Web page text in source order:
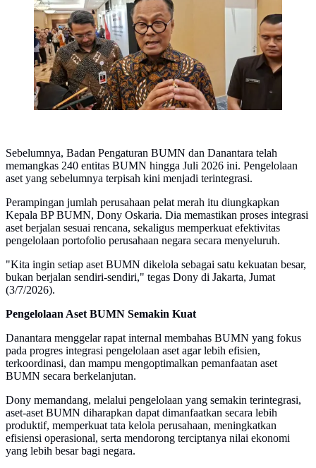
Sebelumnya, Badan Pengaturan BUMN dan Danantara telah
memangkas 240 entitas BUMN hingga Juli 2026 ini. Pengelolaan
aset yang sebelumnya terpisah kini menjadi terintegrasi.
Perampingan jumlah perusahaan pelat merah itu diungkapkan
Kepala BP BUMN, Dony Oskaria. Dia memastikan proses integrasi
aset berjalan sesuai rencana, sekaligus memperkuat efektivitas
pengelolaan portofolio perusahaan negara secara menyeluruh.
"Kita ingin setiap aset BUMN dikelola sebagai satu kekuatan besar,
bukan berjalan sendiri-sendiri," tegas Dony di Jakarta, Jumat
(3/7/2026).
Pengelolaan Aset BUMN Semakin Kuat
Danantara menggelar rapat internal membahas BUMN yang fokus
pada progres integrasi pengelolaan aset agar lebih efisien,
terkoordinasi, dan mampu mengoptimalkan pemanfaatan aset
BUMN secara berkelanjutan.
Dony memandang, melalui pengelolaan yang semakin terintegrasi,
aset-aset BUMN diharapkan dapat dimanfaatkan secara lebih
produktif, memperkuat tata kelola perusahaan, meningkatkan
efisiensi operasional, serta mendorong terciptanya nilai ekonomi
yang lebih besar bagi negara.